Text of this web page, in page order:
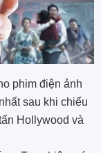
phim điện ảnh
sau khi chiếu
Hollywood và